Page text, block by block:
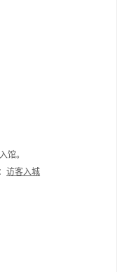
馆。
访客入城